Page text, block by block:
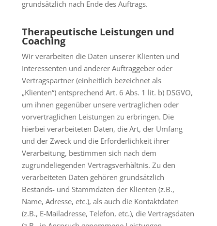
grundsätzlich nach Ende des Auftrags.
Therapeutische Leistungen und
Coaching
Wir verarbeiten die Daten unserer Klienten und
Interessenten und anderer Auftraggeber oder
Vertragspartner (einheitlich bezeichnet als
„Klienten“) entsprechend Art. 6 Abs. 1 lit. b) DSGVO,
um ihnen gegenüber unsere vertraglichen oder
vorvertraglichen Leistungen zu erbringen. Die
hierbei verarbeiteten Daten, die Art, der Umfang
und der Zweck und die Erforderlichkeit ihrer
Verarbeitung, bestimmen sich nach dem
zugrundeliegenden Vertragsverhältnis. Zu den
verarbeiteten Daten gehören grundsätzlich
Bestands- und Stammdaten der Klienten (z.B.,
Name, Adresse, etc.), als auch die Kontaktdaten
(z.B., E-Mailadresse, Telefon, etc.), die Vertragsdaten